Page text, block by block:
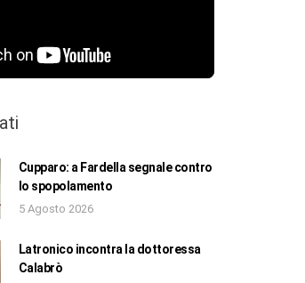
Cupparo: a Fardella segnale contro
lo spopolamento
5 Agosto 2026
Latronico incontra la dottoressa
Calabrò